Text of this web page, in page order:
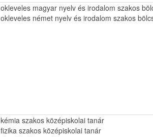
okleveles magyar nyelv és irodalom szakos
okleveles német nyelv és irodalom szakos
kémia szakos középiskolai tanár
fizika szakos középiskolai tanár